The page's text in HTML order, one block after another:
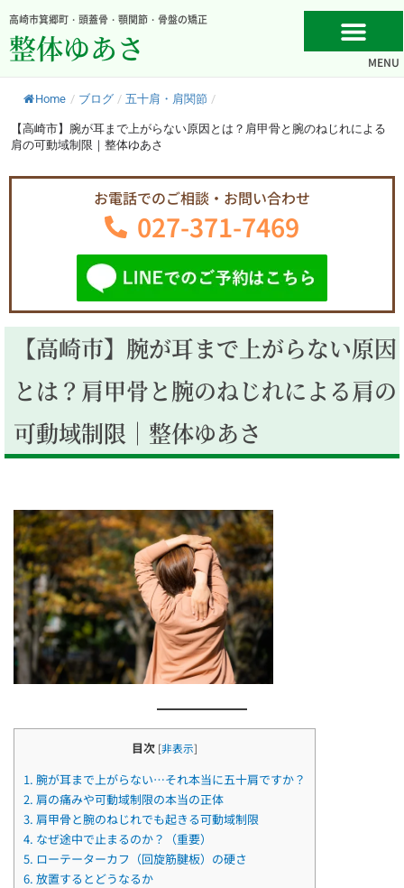
容
を
高崎市箕郷町・頭蓋骨・顎関節・骨盤の矯正
整体ゆあさ MENU
Home / ブログ / 五十肩・肩関節 /
【高崎市】腕が耳まで上がらない原因とは？肩甲骨と腕のねじれによる
肩の可動域制限｜整体ゆあさ
お電話でのご相談・お問い合わせ
027-371-7469
【高崎市】腕が耳まで上がらない原因
とは？肩甲骨と腕のねじれによる肩の
可動域制限｜整体ゆあさ
目次 [非表示]
1. 腕が耳まで上がらない…それ本当に五十肩ですか？
2. 肩の痛みや可動域制限の本当の正体
3. 肩甲骨と腕のねじれでも起きる可動域制限
4. なぜ途中で止まるのか？（重要）
5. ローテーターカフ（回旋筋腱板）の硬さ
6. 放置するとどうなるか